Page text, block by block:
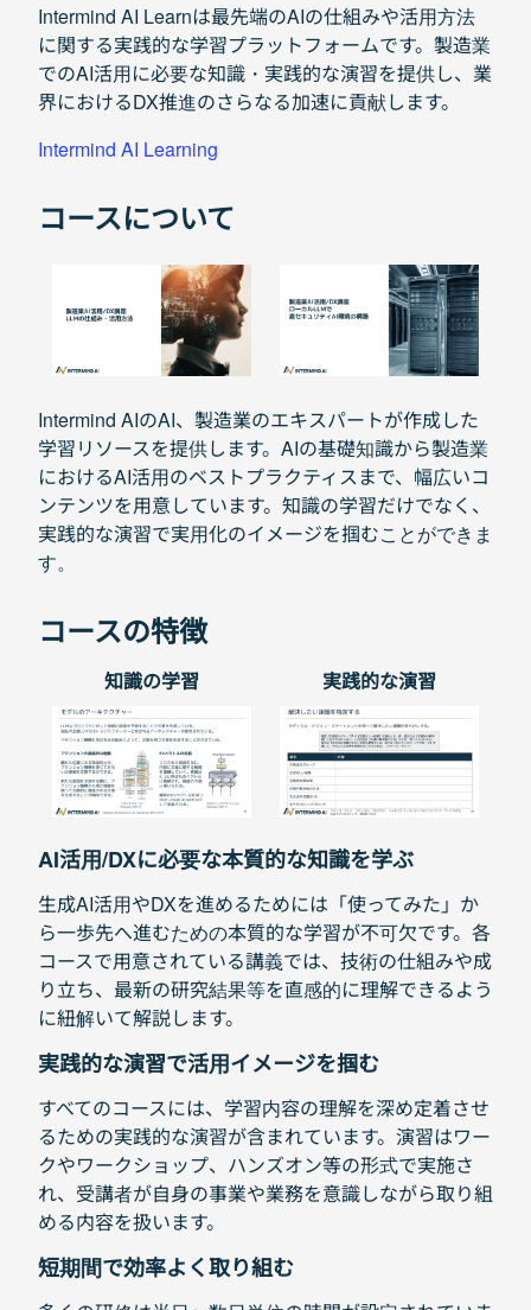
Intermind AI Learnは最先端のAIの仕組みや活用方法
に関する実践的な学習プラットフォームです。製造業
でのAI活用に必要な知識・実践的な演習を提供し、業
界におけるDX推進のさらなる加速に貢献します。
Intermind AI Learning
コースについて
Intermind AIのAI、製造業のエキスパートが作成した
学習リソースを提供します。AIの基礎知識から製造業
におけるAI活用のベストプラクティスまで、幅広いコ
ンテンツを用意しています。知識の学習だけでなく、
実践的な演習で実用化のイメージを掴むことができま
す。
コースの特徴
知識の学習 実践的な演習
AI活用/DXに必要な本質的な知識を学ぶ
生成AI活用やDXを進めるためには「使ってみた」か
ら一歩先へ進むための本質的な学習が不可欠です。各
コースで用意されている講義では、技術の仕組みや成
り立ち、最新の研究結果等を直感的に理解できるよう
に紐解いて解説します。
実践的な演習で活用イメージを掴む
すべてのコースには、学習内容の理解を深め定着させ
るための実践的な演習が含まれています。演習はワー
クやワークショップ、ハンズオン等の形式で実施さ
れ、受講者が自身の事業や業務を意識しながら取り組
める内容を扱います。
短期間で効率よく取り組む